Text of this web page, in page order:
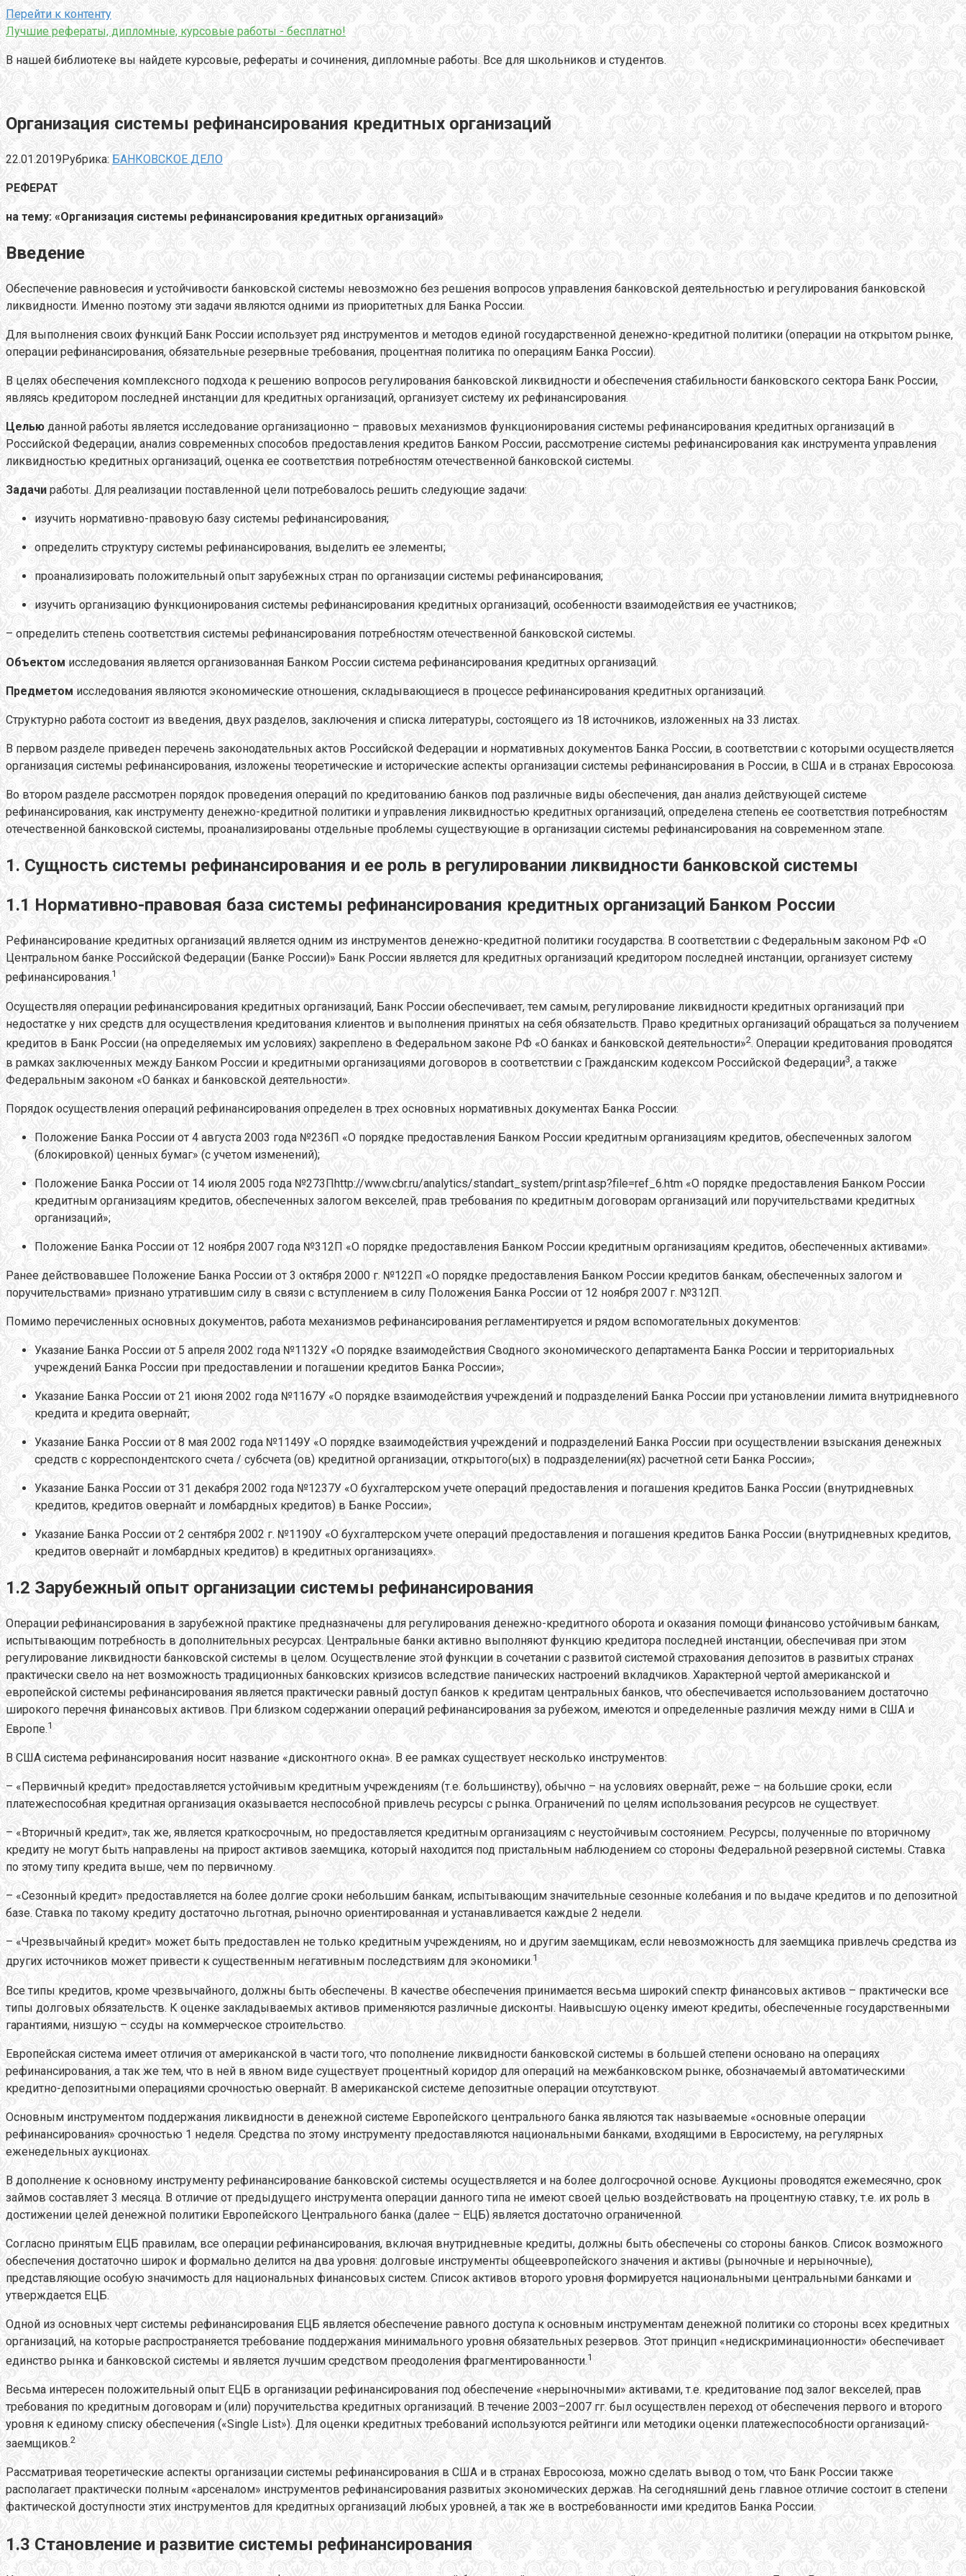
Перейти к контенту
Лучшие рефераты, дипломные, курсовые работы - бесплатно!
В нашей библиотеке вы найдете курсовые, рефераты и сочинения, дипломные работы. Все для школьников и студентов.
Организация системы рефинансирования кредитных организаций
22.01.2019Рубрика: БАНКОВСКОЕ ДЕЛО
РЕФЕРАТ
на тему: «Организация системы рефинансирования кредитных организаций»
Введение
Обеспечение равновесия и устойчивости банковской системы невозможно без решения вопросов управления банковской деятельностью и регулирования банковской
ликвидности. Именно поэтому эти задачи являются одними из приоритетных для Банка России.
Для выполнения своих функций Банк России использует ряд инструментов и методов единой государственной денежно-кредитной политики (операции на открытом рынке,
операции рефинансирования, обязательные резервные требования, процентная политика по операциям Банка России).
В целях обеспечения комплексного подхода к решению вопросов регулирования банковской ликвидности и обеспечения стабильности банковского сектора Банк России,
являясь кредитором последней инстанции для кредитных организаций, организует систему их рефинансирования.
Целью данной работы является исследование организационно – правовых механизмов функционирования системы рефинансирования кредитных организаций в
Российской Федерации, анализ современных способов предоставления кредитов Банком России, рассмотрение системы рефинансирования как инструмента управления
ликвидностью кредитных организаций, оценка ее соответствия потребностям отечественной банковской системы.
Задачи работы. Для реализации поставленной цели потребовалось решить следующие задачи:
изучить нормативно-правовую базу системы рефинансирования;
определить структуру системы рефинансирования, выделить ее элементы;
проанализировать положительный опыт зарубежных стран по организации системы рефинансирования;
изучить организацию функционирования системы рефинансирования кредитных организаций, особенности взаимодействия ее участников;
– определить степень соответствия системы рефинансирования потребностям отечественной банковской системы.
Объектом исследования является организованная Банком России система рефинансирования кредитных организаций.
Предметом исследования являются экономические отношения, складывающиеся в процессе рефинансирования кредитных организаций.
Структурно работа состоит из введения, двух разделов, заключения и списка литературы, состоящего из 18 источников, изложенных на 33 листах.
В первом разделе приведен перечень законодательных актов Российской Федерации и нормативных документов Банка России, в соответствии с которыми осуществляется
организация системы рефинансирования, изложены теоретические и исторические аспекты организации системы рефинансирования в России, в США и в странах Евросоюза.
Во втором разделе рассмотрен порядок проведения операций по кредитованию банков под различные виды обеспечения, дан анализ действующей системе
рефинансирования, как инструменту денежно-кредитной политики и управления ликвидностью кредитных организаций, определена степень ее соответствия потребностям
отечественной банковской системы, проанализированы отдельные проблемы существующие в организации системы рефинансирования на современном этапе.
1. Сущность системы рефинансирования и ее роль в регулировании ликвидности банковской системы
1.1 Нормативно-правовая база системы рефинансирования кредитных организаций Банком России
Рефинансирование кредитных организаций является одним из инструментов денежно-кредитной политики государства. В соответствии с Федеральным законом РФ «О
Центральном банке Российской Федерации (Банке России)» Банк России является для кредитных организаций кредитором последней инстанции, организует систему
рефинансирования.1
Осуществляя операции рефинансирования кредитных организаций, Банк России обеспечивает, тем самым, регулирование ликвидности кредитных организаций при
недостатке у них средств для осуществления кредитования клиентов и выполнения принятых на себя обязательств. Право кредитных организаций обращаться за получением
кредитов в Банк России (на определяемых им условиях) закреплено в Федеральном законе РФ «О банках и банковской деятельности»2. Операции кредитования проводятся
в рамках заключенных между Банком России и кредитными организациями договоров в соответствии с Гражданским кодексом Российской Федерации3, а также
Федеральным законом «О банках и банковской деятельности».
Порядок осуществления операций рефинансирования определен в трех основных нормативных документах Банка России:
Положение Банка России от 4 августа 2003 года №236П «О порядке предоставления Банком России кредитным организациям кредитов, обеспеченных залогом
(блокировкой) ценных бумаг» (с учетом изменений);
Положение Банка России от 14 июля 2005 года №273Пhttp://www.cbr.ru/analytics/standart_system/print.asp?file=ref_6.htm «О порядке предоставления Банком России
кредитным организациям кредитов, обеспеченных залогом векселей, прав требования по кредитным договорам организаций или поручительствами кредитных
организаций»;
Положение Банка России от 12 ноября 2007 года №312П «О порядке предоставления Банком России кредитным организациям кредитов, обеспеченных активами».
Ранее действовавшее Положение Банка России от 3 октября 2000 г. №122П «О порядке предоставления Банком России кредитов банкам, обеспеченных залогом и
поручительствами» признано утратившим силу в связи с вступлением в силу Положения Банка России от 12 ноября 2007 г. №312П.
Помимо перечисленных основных документов, работа механизмов рефинансирования регламентируется и рядом вспомогательных документов:
Указание Банка России от 5 апреля 2002 года №1132У «О порядке взаимодействия Сводного экономического департамента Банка России и территориальных
учреждений Банка России при предоставлении и погашении кредитов Банка России»;
Указание Банка России от 21 июня 2002 года №1167У «О порядке взаимодействия учреждений и подразделений Банка России при установлении лимита внутридневного
кредита и кредита овернайт;
Указание Банка России от 8 мая 2002 года №1149У «О порядке взаимодействия учреждений и подразделений Банка России при осуществлении взыскания денежных
средств с корреспондентского счета / субсчета (ов) кредитной организации, открытого(ых) в подразделении(ях) расчетной сети Банка России»;
Указание Банка России от 31 декабря 2002 года №1237У «О бухгалтерском учете операций предоставления и погашения кредитов Банка России (внутридневных
кредитов, кредитов овернайт и ломбардных кредитов) в Банке России»;
Указание Банка России от 2 сентября 2002 г. №1190У «О бухгалтерском учете операций предоставления и погашения кредитов Банка России (внутридневных кредитов,
кредитов овернайт и ломбардных кредитов) в кредитных организациях».
1.2 Зарубежный опыт организации системы рефинансирования
Операции рефинансирования в зарубежной практике предназначены для регулирования денежно-кредитного оборота и оказания помощи финансово устойчивым банкам,
испытывающим потребность в дополнительных ресурсах. Центральные банки активно выполняют функцию кредитора последней инстанции, обеспечивая при этом
регулирование ликвидности банковской системы в целом. Осуществление этой функции в сочетании с развитой системой страхования депозитов в развитых странах
практически свело на нет возможность традиционных банковских кризисов вследствие панических настроений вкладчиков. Характерной чертой американской и
европейской системы рефинансирования является практически равный доступ банков к кредитам центральных банков, что обеспечивается использованием достаточно
широкого перечня финансовых активов. При близком содержании операций рефинансирования за рубежом, имеются и определенные различия между ними в США и
Европе.1
В США система рефинансирования носит название «дисконтного окна». В ее рамках существует несколько инструментов:
– «Первичный кредит» предоставляется устойчивым кредитным учреждениям (т.е. большинству), обычно – на условиях овернайт, реже – на большие сроки, если
платежеспособная кредитная организация оказывается неспособной привлечь ресурсы с рынка. Ограничений по целям использования ресурсов не существует.
– «Вторичный кредит», так же, является краткосрочным, но предоставляется кредитным организациям с неустойчивым состоянием. Ресурсы, полученные по вторичному
кредиту не могут быть направлены на прирост активов заемщика, который находится под пристальным наблюдением со стороны Федеральной резервной системы. Ставка
по этому типу кредита выше, чем по первичному.
– «Сезонный кредит» предоставляется на более долгие сроки небольшим банкам, испытывающим значительные сезонные колебания и по выдаче кредитов и по депозитной
базе. Ставка по такому кредиту достаточно льготная, рыночно ориентированная и устанавливается каждые 2 недели.
– «Чрезвычайный кредит» может быть предоставлен не только кредитным учреждениям, но и другим заемщикам, если невозможность для заемщика привлечь средства из
других источников может привести к существенным негативным последствиям для экономики.1
Все типы кредитов, кроме чрезвычайного, должны быть обеспечены. В качестве обеспечения принимается весьма широкий спектр финансовых активов – практически все
типы долговых обязательств. К оценке закладываемых активов применяются различные дисконты. Наивысшую оценку имеют кредиты, обеспеченные государственными
гарантиями, низшую – ссуды на коммерческое строительство.
Европейская система имеет отличия от американской в части того, что пополнение ликвидности банковской системы в большей степени основано на операциях
рефинансирования, а так же тем, что в ней в явном виде существует процентный коридор для операций на межбанковском рынке, обозначаемый автоматическими
кредитно-депозитными операциями срочностью овернайт. В американской системе депозитные операции отсутствуют.
Основным инструментом поддержания ликвидности в денежной системе Европейского центрального банка являются так называемые «основные операции
рефинансирования» срочностью 1 неделя. Средства по этому инструменту предоставляются национальными банками, входящими в Евросистему, на регулярных
еженедельных аукционах.
В дополнение к основному инструменту рефинансирование банковской системы осуществляется и на более долгосрочной основе. Аукционы проводятся ежемесячно, срок
займов составляет 3 месяца. В отличие от предыдущего инструмента операции данного типа не имеют своей целью воздействовать на процентную ставку, т.е. их роль в
достижении целей денежной политики Европейского Центрального банка (далее – ЕЦБ) является достаточно ограниченной.
Согласно принятым ЕЦБ правилам, все операции рефинансирования, включая внутридневные кредиты, должны быть обеспечены со стороны банков. Список возможного
обеспечения достаточно широк и формально делится на два уровня: долговые инструменты общеевропейского значения и активы (рыночные и нерыночные),
представляющие особую значимость для национальных финансовых систем. Список активов второго уровня формируется национальными центральными банками и
утверждается ЕЦБ.
Одной из основных черт системы рефинансирования ЕЦБ является обеспечение равного доступа к основным инструментам денежной политики со стороны всех кредитных
организаций, на которые распространяется требование поддержания минимального уровня обязательных резервов. Этот принцип «недискриминационности» обеспечивает
единство рынка и банковской системы и является лучшим средством преодоления фрагментированности.1
Весьма интересен положительный опыт ЕЦБ в организации рефинансирования под обеспечение «нерыночными» активами, т.е. кредитование под залог векселей, прав
требования по кредитным договорам и (или) поручительства кредитных организаций. В течение 2003–2007 гг. был осуществлен переход от обеспечения первого и второго
уровня к единому списку обеспечения («Single List»). Для оценки кредитных требований используются рейтинги или методики оценки платежеспособности организаций-
заемщиков.2
Рассматривая теоретические аспекты организации системы рефинансирования в США и в странах Евросоюза, можно сделать вывод о том, что Банк России также
располагает практически полным «арсеналом» инструментов рефинансирования развитых экономических держав. На сегодняшний день главное отличие состоит в степени
фактической доступности этих инструментов для кредитных организаций любых уровней, а так же в востребованности ими кредитов Банка России.
1.3 Становление и развитие системы рефинансирования